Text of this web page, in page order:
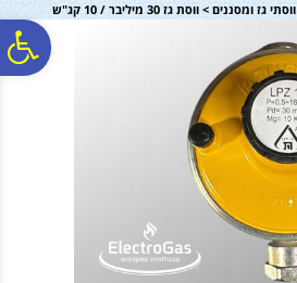
ווסתי גז ומסננים > ווסת גז 30 מיליבר / 10 קג"ש